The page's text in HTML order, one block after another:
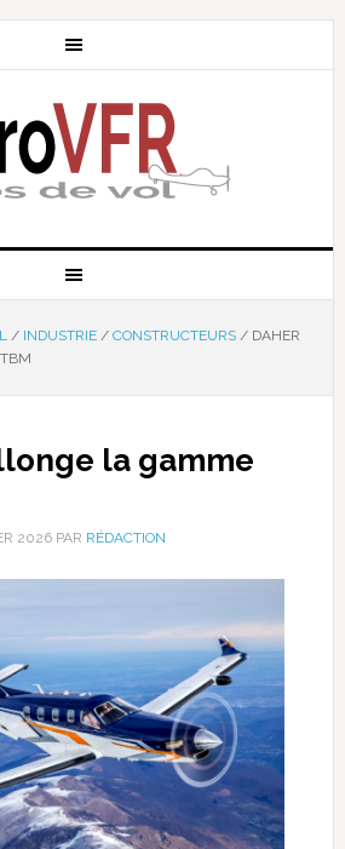
/ INDUSTRIE / CONSTRUCTEURS /DAHER
la gamme
2026PAR RÉDACTION